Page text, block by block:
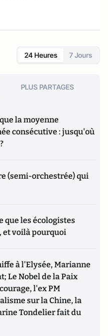
24 Heures 7 Jours
PLUS PARTAGES
la moyenne
consécutive : jusqu'où
(semi-orchestrée) qui
que les écologistes
et voilà pourquoi
à l'Elysée, Marianne
Le Nobel de la Paix
l'ex PM
sur la Chine, la
Tondelier fait du